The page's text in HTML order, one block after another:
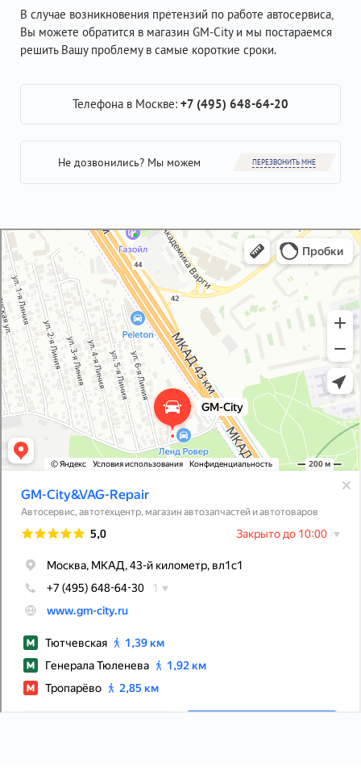
В случае возникновения претензий по работе автосервиса,
Вы можете обратится в магазин GM-City и мы постараемся
решить Вашу проблему в самые короткие сроки.
Телефона в Москве: +7 (495) 648-64-20
Не дозвонились? Мы можем ПЕРЕЗВОНИТЬ МНЕ
GM-City&VAG-Repair
Автосервис, автотехцентр в Москве
Магазин автозапчастей и автотоваров в Москве